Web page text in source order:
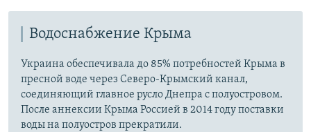
Водоснабжение Крыма
Украина обеспечивала до 85% потребностей Крыма в
пресной воде через Северо-Крымский канал,
соединяющий главное русло Днепра с полуостровом.
После аннексии Крыма Россией в 2014 году поставки
воды на полуостров прекратили.